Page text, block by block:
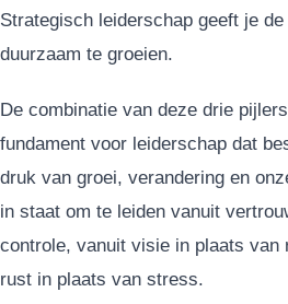
Strategisch leiderschap geeft je
duurzaam te groeien.
De combinatie van deze drie
fundament voor leiderschap dat
druk van groei, verandering en
in staat om te leiden vanuit
controle, vanuit visie in plaats van
rust in plaats van stress.